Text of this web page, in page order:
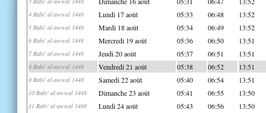
4 Rabi' al-awwal 1448 Lundi 17 août 05:33 06:48 13:52
5 Rabi' al-awwal 1448 Mardi 18 août 05:34 06:49 13:52
6 Rabi' al-awwal 1448 Mercredi 19 août 05:36 06:50 13:51
7 Rabi' al-awwal 1448 Jeudi 20 août 05:37 06:51 13:51
8 Rabi' al-awwal 1448 Vendredi 21 août 05:38 06:52 13:51
9 Rabi' al-awwal 1448 Samedi 22 août 05:40 06:54 13:51
10 Rabi' al-awwal 1448 Dimanche 23 août 05:41 06:55 13:50
11 Rabi' al-awwal 1448 Lundi 24 août 05:43 06:56 13:50